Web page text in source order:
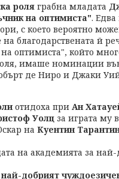
роля грабна младата
на оптимиста". Едва
с което вероятно
благодарствената й
оптимиста", който
имаше номинации във
де Ниро и Джаки
отидоха при Ан
Уолц за играта му
на Куентин
на академията за
най-добрият